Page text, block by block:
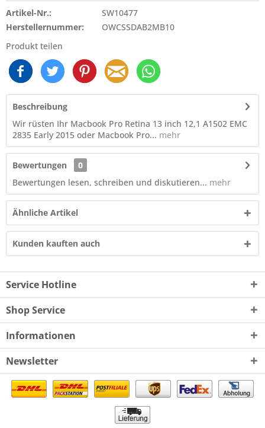
Artikel-Nr.:
SW10477
Herstellernummer:
OWCSSDAB2MB10
Produkt teilen
Beschreibung
Wir rüsten Ihr Macbook Pro Retina 13 inch 12,1 A1502 EMC
2835 Early 2015 oder Macbook Pro... mehr
Bewertungen
0
Bewertungen lesen, schreiben und diskutieren... mehr
Ähnliche Artikel
Kunden kauften auch
Service Hotline
Shop Service
Informationen
Newsletter